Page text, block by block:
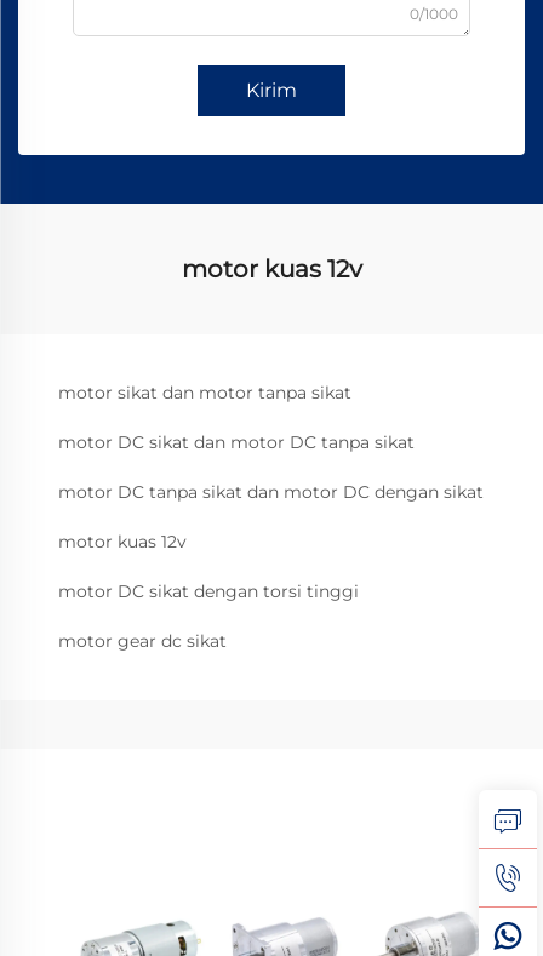
0/1000
Kirim
motor kuas 12v
motor sikat dan motor tanpa sikat
motor DC sikat dan motor DC tanpa sikat
motor DC tanpa sikat dan motor DC dengan sikat
motor kuas 12v
motor DC sikat dengan torsi tinggi
motor gear dc sikat